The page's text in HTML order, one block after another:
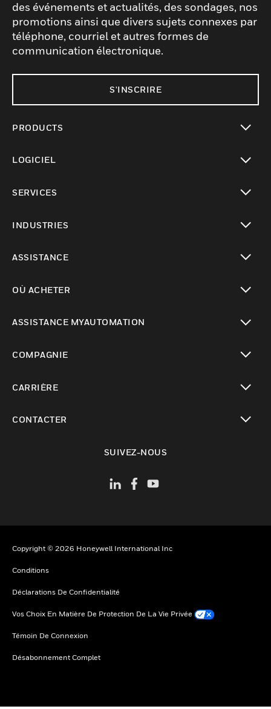
des événements et actualités, des sondages, nos
promotions ainsi que divers sujets connexes par
téléphone, courriel et autres formes de
communication électronique.
S'INSCRIRE
PRODUCTS
LOGICIEL
SERVICES
INDUSTRIES
ASSISTANCE
OÙ ACHETER
ASSISTANCE MYAUTOMATION
COMPAGNIE
CARRIÈRE
CONTACTER
SUIVEZ-NOUS
Copyright © 2026 Honeywell International Inc
Conditions
Déclarations De Confidentialité
Vos Choix En Matière De Protection De La Vie Privée
Témoin De Connexion
Désabonnement Complet